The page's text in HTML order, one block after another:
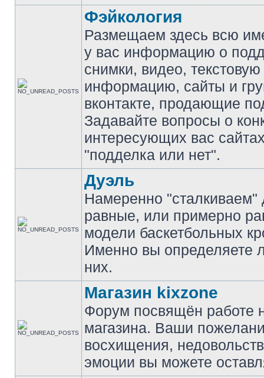
Фэйкология
Размещаем здесь всю
у вас информацию о
снимки, видео, текстовую
информацию, сайты и
вконтакте, продающие
Задавайте вопросы о
интересующих вас
"подделка или нет".
Дуэль
Намеренно "сталкиваем"
равные, или примерно
модели баскетбольных
Именно вы определяете
них.
Магазин kixzone
Форум посвящён работе
магазина. Ваши
восхищения,
эмоции вы можете